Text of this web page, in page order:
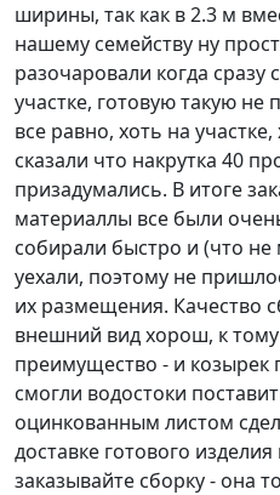
ширины, так как в 2.3 м
нашему семейству ну
разочаровали когда сразу
участке, готовую такую
все равно, хоть на
сказали что накрутка 40
призадумались. В итоге
материаллы все были
собирали быстро и (что
уехали, поэтому не
их размещения. Качество
внешний вид хорош, к
преимущество - и козырек
смогли водостоки
оцинкованным листом
доставке готового
заказывайте сборку - она